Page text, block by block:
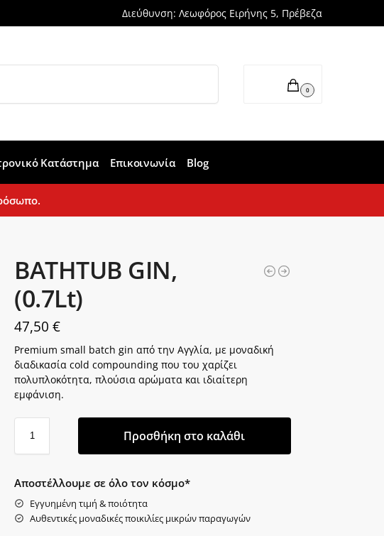
Διεύθυνση: Λεωφόρος Ειρήνης 5, Πρέβεζα
0
Κατάστημα Επικοινωνία Blog
BATHTUB GIN,
(0.7Lt)
47,50€
Premium small batch gin από την Αγγλία, με μοναδική
διαδικασία cold compounding που του χαρίζει
πολυπλοκότητα, πλούσια αρώματα και ιδιαίτερη
εμφάνιση.
Προσθήκη στο καλάθι
Αποστέλλουμε σε όλο τον κόσμο*
Εγγυημένη τιμή & ποιότητα
Αυθεντικές μοναδικές ποικιλίες μικρών παραγωγών